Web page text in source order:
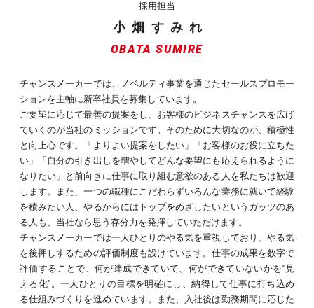
採用担当
小 畑 す み れ
OBATA SUMIRE
チャンスメーカーでは、ノベルティ事業を通じたセールスプロモー
ションを主軸に新卒社員を募集しています。
ご要望に応じて最善の提案をし、お客様のビジネスチャンスを広げ
ていくのが当社のミッションです。そのために大切なのが、積極性
と向上心です。「よりよい提案をしたい」「お客様のお役に立ちた
い」「自分の引き出しを増やしてどんな要望にも応えられるように
なりたい」と前向きに仕事に取り組む意欲のある人を私たちは歓迎
します。また、一つの職種にこだわらずいろんな業務に就いて経験
を積みたい人、やるからにはトップをめざしたいというガッツのあ
る人も、当社なら思う存分力を発揮していただけます。
チャンスメーカーでは一人ひとりのやる気を重視しており、やる気
を後押しするための評価制度も設けています。仕事の成果を数字で
評価することで、何が達成できていて、何ができていないかを“見
える化”。一人ひとりの目標を明確にし、納得して仕事に打ち込め
る仕組みづくりを進めています。また、入社後は勤務期間に応じた